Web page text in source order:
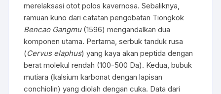
merelaksasi otot polos kavernosa. Sebaliknya,
ramuan kuno dari catatan pengobatan Tiongkok
Bencao Gangmu(1596) mengandalkan dua
komponen utama. Pertama, serbuk tanduk rusa
(Cervus elaphus) yang kaya akan peptida dengan
berat molekul rendah (100-500 Da). Kedua, bubuk
mutiara (kalsium karbonat dengan lapisan
conchiolin) yang diolah dengan cuka. Data dari